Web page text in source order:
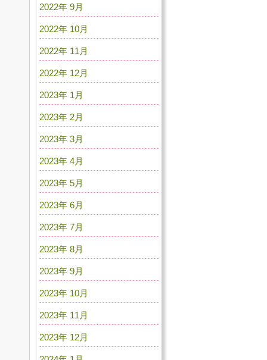
2022年 9月
2022年 10月
2022年 11月
2022年 12月
2023年 1月
2023年 2月
2023年 3月
2023年 4月
2023年 5月
2023年 6月
2023年 7月
2023年 8月
2023年 9月
2023年 10月
2023年 11月
2023年 12月